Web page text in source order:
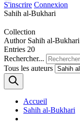
S'inscrire Connexion
Sahih al-Bukhari
Collection
Author Sahih al-Bukhari
Entries 20
Rechercher...
Tous les auteurs
Accueil
Sahih al-Bukhari